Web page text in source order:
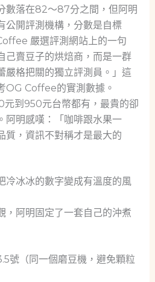
數落在82～87分之間，但阿明
公開評測機構，分數是自標
嚴選評測網站上的一句
己賣豆子的烘焙商，而是一群
嚴格把關的獨立評測員。」這
OG Coffee的實測數據。
元到950元台幣都有，最貴的卻
阿明感嘆：「咖啡跟水果一
質，資訊不對稱才是最大的
冷冰冰的數字變成有溫度的風
，阿明固定了一套自己的沖煮
號（同一個磨豆機，避免顆粒